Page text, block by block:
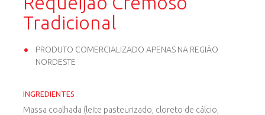
Tradicional
PRODUTO COMERCIALIZADO APENAS NA REGIÃO
NORDESTE
INGREDIENTES
Massa coalhada (leite pasteurizado, cloreto de cálcio,